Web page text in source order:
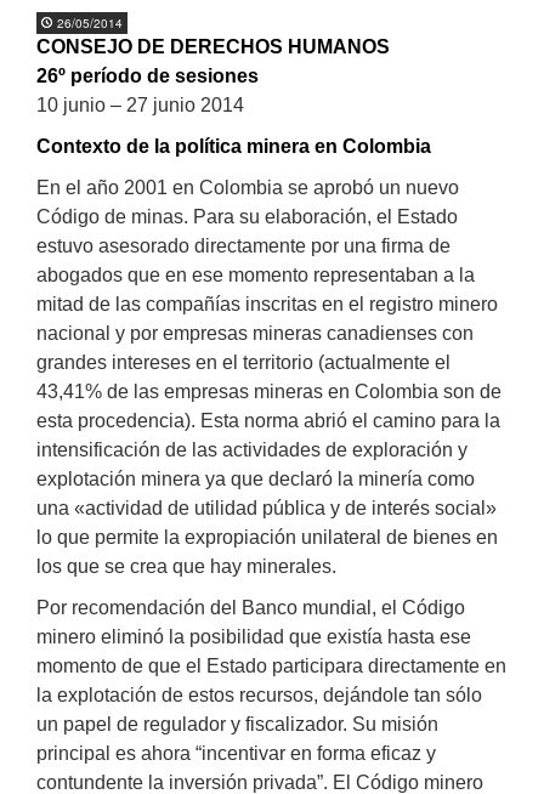
26/05/2014
CONSEJO DE DERECHOS HUMANOS
26º período de sesiones
10 junio – 27 junio 2014
Contexto de la política minera en Colombia
En el año 2001 en Colombia se aprobó un nuevo
Código de minas. Para su elaboración, el Estado
estuvo asesorado directamente por una firma de
abogados que en ese momento representaban a la
mitad de las compañías inscritas en el registro minero
nacional y por empresas mineras canadienses con
grandes intereses en el territorio (actualmente el
43,41% de las empresas mineras en Colombia son de
esta procedencia). Esta norma abrió el camino para la
intensificación de las actividades de exploración y
explotación minera ya que declaró la minería como
una «actividad de utilidad pública y de interés social»
lo que permite la expropiación unilateral de bienes en
los que se crea que hay minerales.
Por recomendación del Banco mundial, el Código
minero eliminó la posibilidad que existía hasta ese
momento de que el Estado participara directamente en
la explotación de estos recursos, dejándole tan sólo
un papel de regulador y fiscalizador. Su misión
principal es ahora “incentivar en forma eficaz y
contundente la inversión privada”. El Código minero